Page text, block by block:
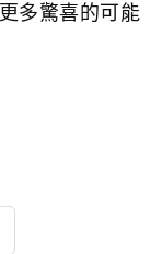
多驚喜的可能